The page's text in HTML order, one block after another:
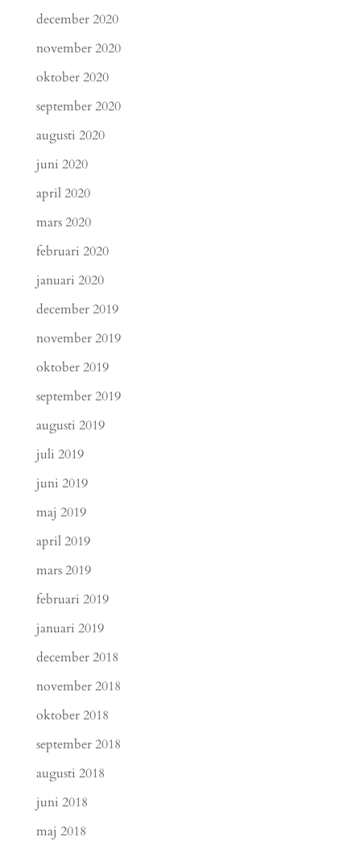
december 2020
november 2020
oktober 2020
september 2020
augusti 2020
juni 2020
april 2020
mars 2020
februari 2020
januari 2020
december 2019
november 2019
oktober 2019
september 2019
augusti 2019
juli 2019
juni 2019
maj 2019
april 2019
mars 2019
februari 2019
januari 2019
december 2018
november 2018
oktober 2018
september 2018
augusti 2018
juni 2018
maj 2018